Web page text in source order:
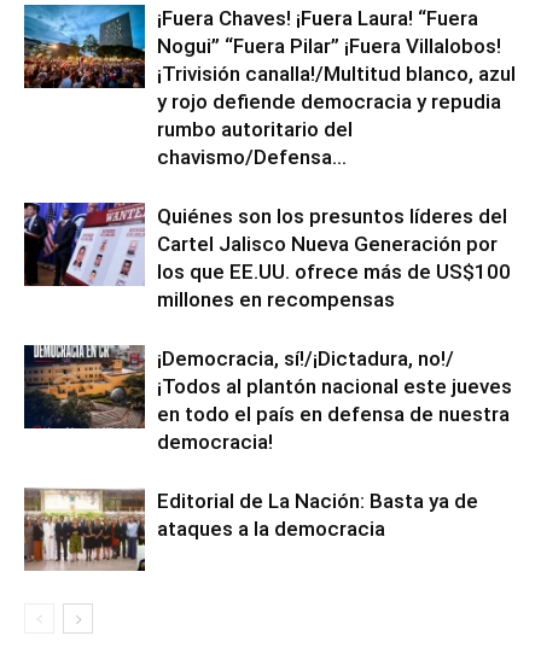
¡Fuera Chaves! ¡Fuera Laura! “Fuera
Nogui” “Fuera Pilar” ¡Fuera Villalobos!
¡Trivisión canalla!/Multitud blanco, azul
y rojo defiende democracia y repudia
rumbo autoritario del
chavismo/Defensa...
Quiénes son los presuntos líderes del
Cartel Jalisco Nueva Generación por
los que EE.UU. ofrece más de US$100
millones en recompensas
¡Democracia, sí!/¡Dictadura, no!/
¡Todos al plantón nacional este jueves
en todo el país en defensa de nuestra
democracia!
Editorial de La Nación: Basta ya de
ataques a la democracia